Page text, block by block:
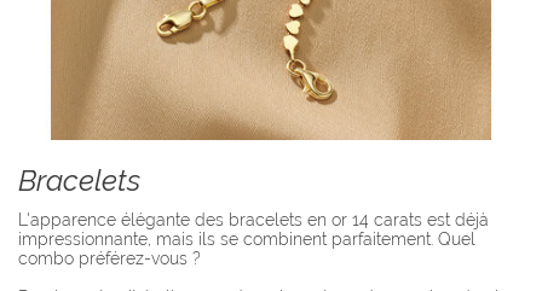
Bracelets
L'apparence élégante des bracelets en or 14 carats est déjà
impressionnante, mais ils se combinent parfaitement. Quel
combo préférez-vous ?